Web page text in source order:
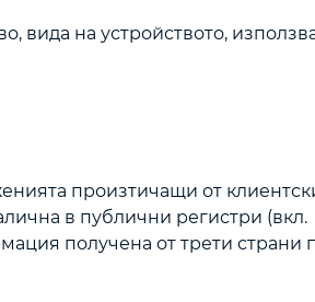
вида на устройството,
произтичащи от
в публични регистри (вкл.
получена от трети страни